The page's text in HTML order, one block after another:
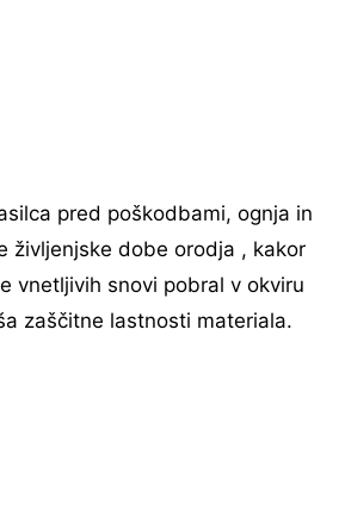
pred poškodbami, ognja in
življenjske dobe orodja , kakor
vnetljivih snovi pobral v okviru
zaščitne lastnosti materiala.